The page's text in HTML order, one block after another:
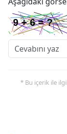
* Bu içerik ile